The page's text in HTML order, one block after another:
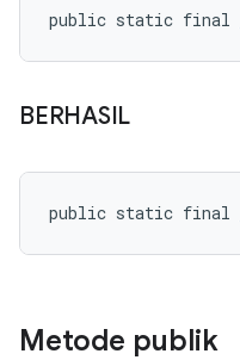
public static final
BERHASIL
public static final
Metode publik